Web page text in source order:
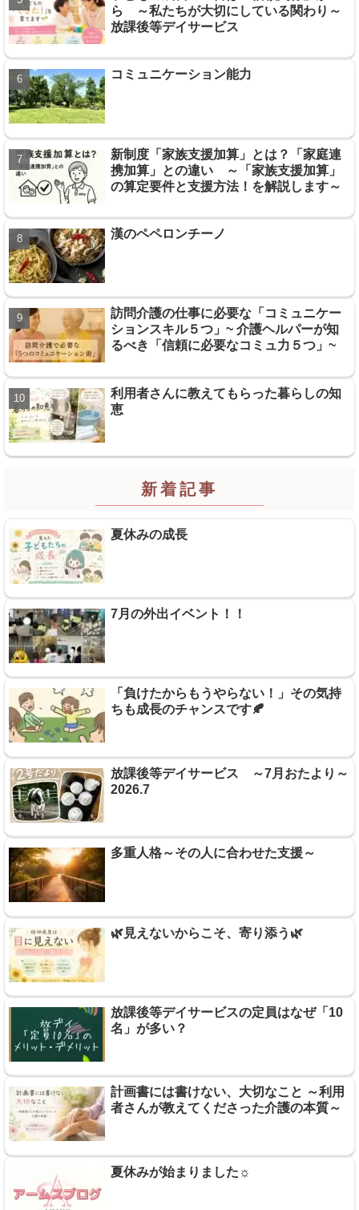
ら ～私たちが大切にしている関わり～
放課後等デイサービス
コミュニケーション能力
新制度「家族支援加算」とは？「家庭連
携加算」との違い ～「家族支援加算」
の算定要件と支援方法！を解説します～
漢のペペロンチーノ
訪問介護の仕事に必要な「コミュニケー
ションスキル５つ」~ 介護ヘルパーが知
るべき「信頼に必要なコミュ力５つ」~
利用者さんに教えてもらった暮らしの知
恵
新着記事
夏休みの成長
7月の外出イベント！！
「負けたからもうやらない！」その気持
ちも成長のチャンスです🍂
放課後等デイサービス ～7月おたより～
2026.7
多重人格～その人に合わせた支援～
🌿見えないからこそ、寄り添う🌿
放課後等デイサービスの定員はなぜ「10
名」が多い？
計画書には書けない、大切なこと ～利用
者さんが教えてくださった介護の本質～
夏休みが始まりました☼